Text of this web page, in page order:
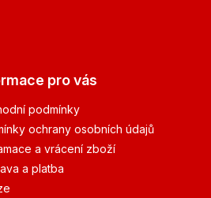
pro vás
podmínky
ochrany osobních údajů
a vrácení zboží
a platba